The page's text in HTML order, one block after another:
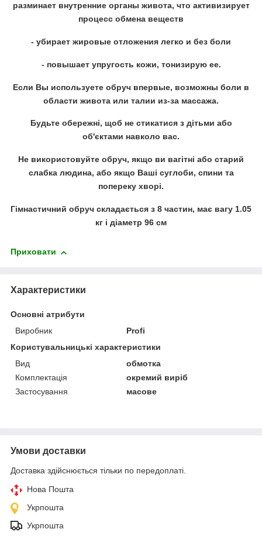
разминает внутренние органы живота, что активизирует
процесс обмена веществ
- убирает жировые отложения легко и без боли
- повышает упругость кожи, тонизирую ее.
Если Вы используете обруч впервые, возможны боли в
области живота или талии из-за массажа.
Будьте обережні, щоб не стикатися з дітьми або
об'єктами навколо вас.
Не використовуйте обруч, якщо ви вагітні або старий
слабка людина, або якщо Ваші суглоби, спини та
попереку хворі.
Гімнастичний обруч складається з 8 частин, має вагу 1.05
кг і діаметр 96 см
Приховати
Характеристики
Основні атрибути
Виробник
Profi
Користувальницькі характеристики
Вид
обмотка
Комплектація
окремий виріб
Застосування
масове
Умови доставки
Доставка здійснюється тільки по передоплаті.
Нова Пошта
Укрпошта
Укрпошта